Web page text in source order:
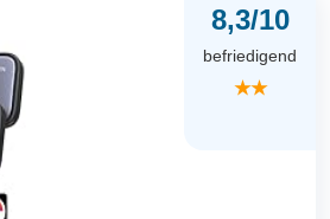
8,3/10
befriedigend
★★